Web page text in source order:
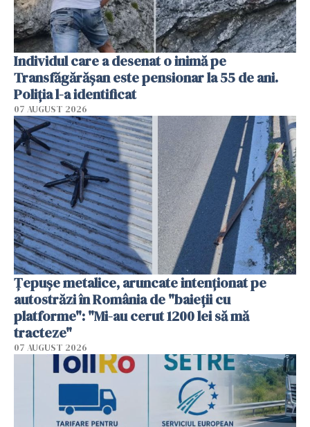
Individul care a desenat o inimă pe
Transfăgărășan este pensionar la 55 de ani.
Poliția l-a identificat
07 AUGUST 2026
Țepușe metalice, aruncate intenționat pe
autostrăzi în România de "baieții cu
platforme": "Mi-au cerut 1200 lei să mă
tracteze"
07 AUGUST 2026